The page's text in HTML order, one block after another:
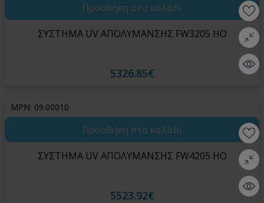
Quick
Προσθήκη στο καλάθι
ΣΥΣΤΗΜΑ UV ΑΠΟΛΥΜΑΝΣΗΣ FW3205 HO
5326.85€
MPN: 09.00010
Quick
Προσθήκη στο καλάθι
ΣΥΣΤΗΜΑ UV ΑΠΟΛΥΜΑΝΣΗΣ FW4205 HO
5523.92€